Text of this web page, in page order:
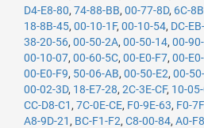
D4-E8-80, 74-88-BB, 00-77-8D, 6C-
18-8B-45, 00-10-1F, 00-10-54, DC-
38-20-56, 00-50-2A, 00-50-14, 00-
00-10-07, 00-60-5C, 00-E0-F7, 00-
00-E0-F9, 50-06-AB, 00-50-E2, 00-
00-02-3D, 18-E7-28, 2C-3E-CF, 10-
CC-D8-C1 , 7C-0E-CE, F0-9E-63, F0-
A8-9D-21 , BC-F1-F2, C8-00-84, A0-